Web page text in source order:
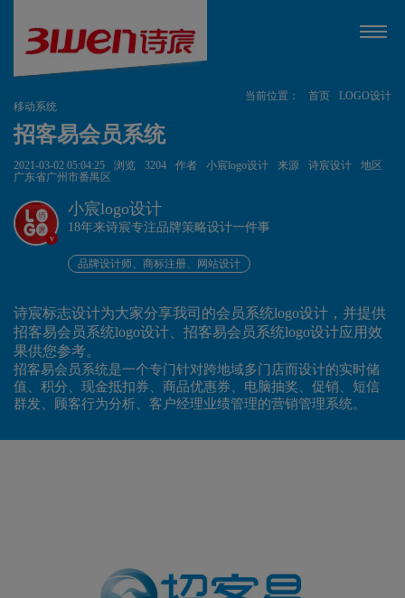
当前位置： 首页
LOGO设计
移动系统
招客易会员系统
2021-03-02 05:04:25 浏览 3204 作者 小宸logo设计 来源 诗宸设计
地区
广东省广州市番禺区
v
小宸logo设计
18年来诗宸专注品牌策略设计一件事
品牌设计师、商标注册、网站设计
诗宸标志设计为大家分享我司的会员系统logo设计，并提供
招客易会员系统logo设计、招客易会员系统logo设计应用效
果供您参考。
招客易会员系统是一个专门针对跨地域多门店而设计的实时储
值、积分、现金抵扣券、商品优惠券、电脑抽奖、促销、短信
群发、顾客行为分析、客户经理业绩管理的营销管理系统。